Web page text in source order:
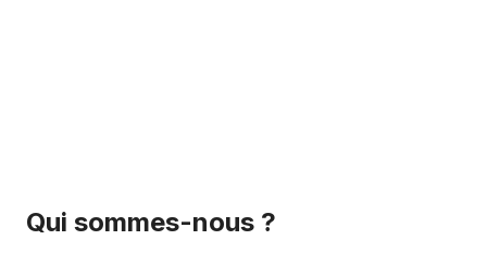
Qui sommes-nous ?